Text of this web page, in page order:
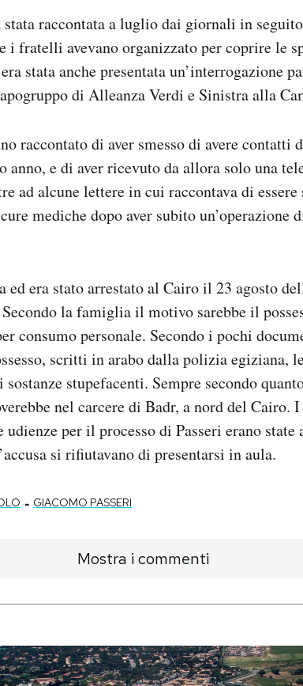
stata raccontata a luglio dai giornali in
i fratelli avevano organizzato per coprire le
stata anche presentata un’interrogazione
di Alleanza Verdi e Sinistra alla
raccontato di aver smesso di avere contatti
anno, e di aver ricevuto da allora solo una
ad alcune lettere in cui raccontava di
mediche dopo aver subito un’operazione
ed era stato arrestato al Cairo il 23 agosto
la famiglia il motivo sarebbe il
consumo personale. Secondo i pochi
scritti in arabo dalla polizia egiziana,
sostanze stupefacenti. Sempre secondo
nel carcere di Badr, a nord del Cairo.
udienze per il processo di Passeri erano
si rifiutavano di presentarsi in aula.
- GIACOMO PASSERI
Mostra i commenti